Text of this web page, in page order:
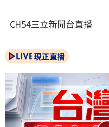
CH54三立新聞台直播
現正直播